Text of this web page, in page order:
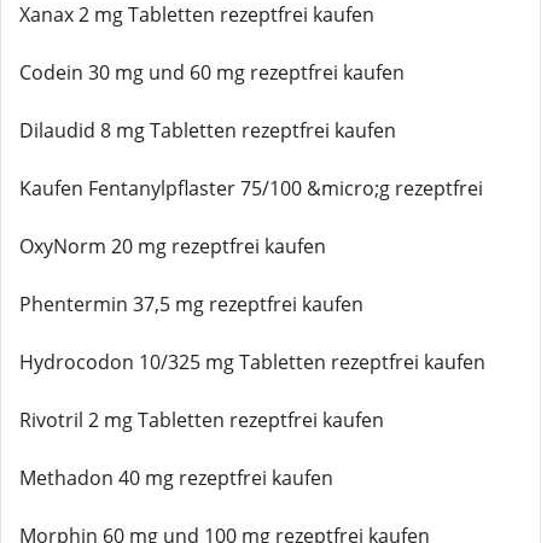
Xanax 2 mg Tabletten rezeptfrei kaufen
Codein 30 mg und 60 mg rezeptfrei kaufen
Dilaudid 8 mg Tabletten rezeptfrei kaufen
Kaufen Fentanylpflaster 75/100 &micro;g rezeptfrei
OxyNorm 20 mg rezeptfrei kaufen
Phentermin 37,5 mg rezeptfrei kaufen
Hydrocodon 10/325 mg Tabletten rezeptfrei kaufen
Rivotril 2 mg Tabletten rezeptfrei kaufen
Methadon 40 mg rezeptfrei kaufen
Morphin 60 mg und 100 mg rezeptfrei kaufen